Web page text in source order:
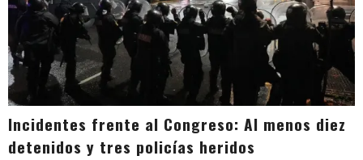
Incidentes frente al Congreso: Al menos diez
detenidos y tres policías heridos